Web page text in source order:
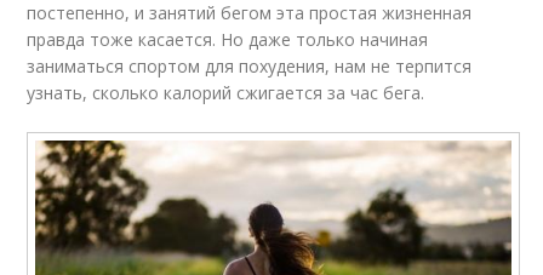
постепенно, и занятий бегом эта простая жизненная
правда тоже касается. Но даже только начиная
заниматься спортом для похудения, нам не терпится
узнать, сколько калорий сжигается за час бега.